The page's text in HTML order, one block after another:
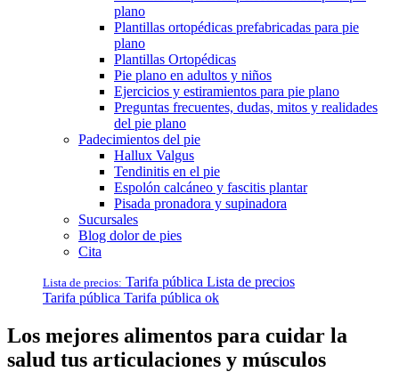
plano
Plantillas ortopédicas prefabricadas para pie
plano
Plantillas Ortopédicas
Pie plano en adultos y niños
Ejercicios y estiramientos para pie plano
Preguntas frecuentes, dudas, mitos y realidades
del pie plano
Padecimientos del pie
Hallux Valgus
Tendinitis en el pie
Espolón calcáneo y fascitis plantar
Pisada pronadora y supinadora
Sucursales
Blog dolor de pies
Cita
Lista de precios: Tarifa pública Lista de precios
Tarifa pública Tarifa pública ok
Los mejores alimentos para cuidar la
salud tus articulaciones y músculos